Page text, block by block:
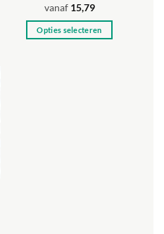
Gewaardeerd
4.88uit 5
vanaf 15,79
Opties selecteren